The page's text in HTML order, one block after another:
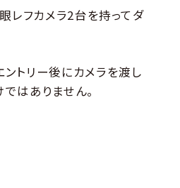
レフカメラ2台を持ってダ
トリー後にカメラを渡し
はありません。